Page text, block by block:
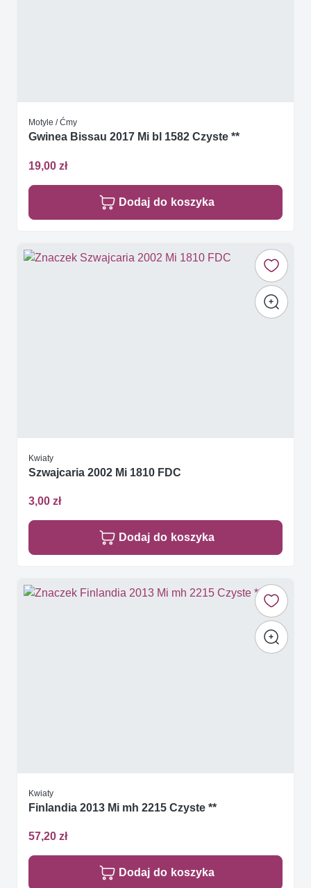
Motyle / Ćmy
Gwinea Bissau 2017 Mi bl 1582 Czyste **
19,00 zł
Dodaj do koszyka
Kwiaty
Szwajcaria 2002 Mi 1810 FDC
3,00 zł
Dodaj do koszyka
Kwiaty
Finlandia 2013 Mi mh 2215 Czyste **
57,20 zł
Dodaj do koszyka